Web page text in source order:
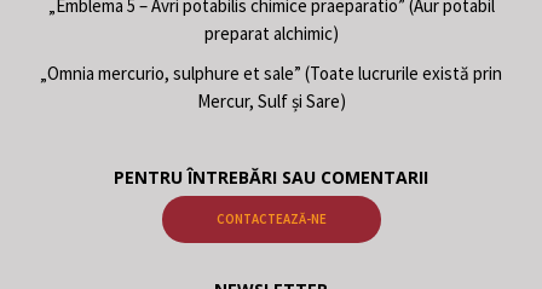
„Emblema 5 – Avri potabilis chimice praeparatio” (Aur potabil
preparat alchimic)
„Omnia mercurio, sulphure et sale” (Toate lucrurile există prin
Mercur, Sulf și Sare)
PENTRU ÎNTREBĂRI SAU COMENTARII
CONTACTEAZĂ-NE